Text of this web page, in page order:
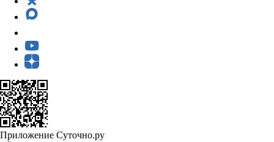
Приложение Суточно.ру